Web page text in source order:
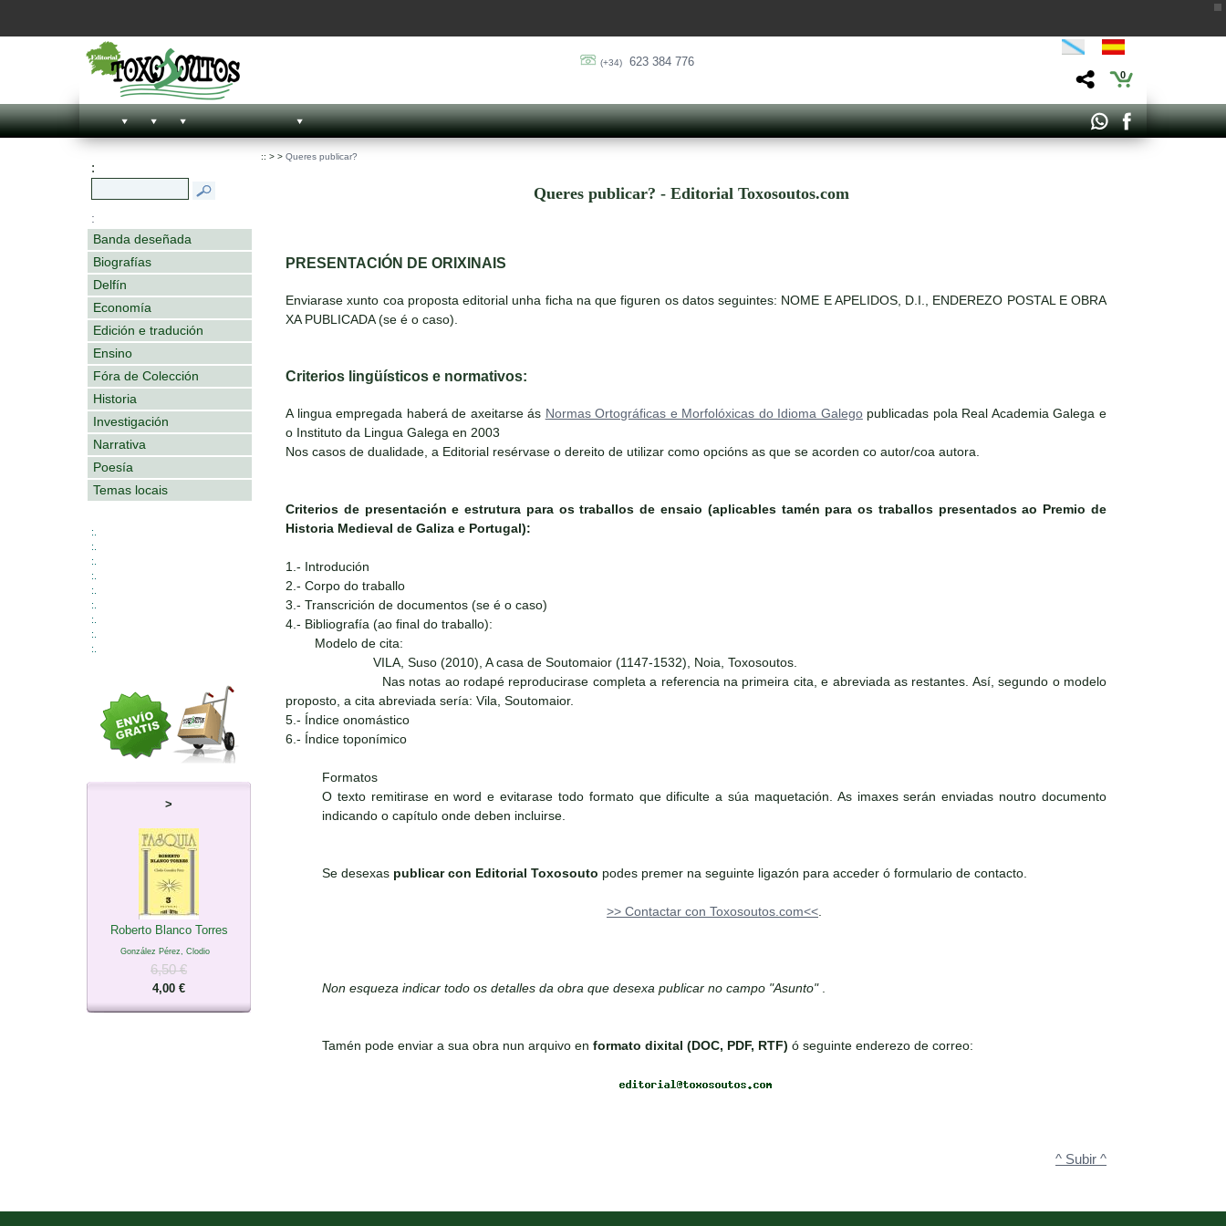
(+34) 623 384 776
0
:
:
Banda deseñada
Biografías
Delfín
Economía
Edición e tradución
Ensino
Fóra de Colección
Historia
Investigación
Narrativa
Poesía
Temas locais
:.
:.
:.
:.
:.
:.
:.
:.
:.
>
Roberto Blanco Torres
González Pérez, Clodio
6,50 €
4,00 €
:: > > Queres publicar?
Queres publicar? - Editorial Toxosoutos.com
PRESENTACIÓN DE ORIXINAIS
Enviarase xunto coa proposta editorial unha ficha na que figuren os datos seguintes: NOME E APELIDOS, D.I., ENDEREZO POSTAL E OBRA
XA PUBLICADA (se é o caso).
Criterios lingüísticos e normativos:
A lingua empregada haberá de axeitarse ás Normas Ortográficas e Morfolóxicas do Idioma Galegopublicadas pola Real Academia Galega e
o Instituto da Lingua Galega en 2003
Nos casos de dualidade, a Editorial resérvase o dereito de utilizar como opcións as que se acorden co autor/coa autora.
Criterios de presentación e estrutura para os traballos de ensaio (aplicables tamén para os traballos presentados ao Premio de
Historia Medieval de Galiza e Portugal):
1.- Introdución
2.- Corpo do traballo
3.- Transcrición de documentos (se é o caso)
4.- Bibliografía (ao final do traballo):
Modelo de cita:
VILA, Suso (2010), A casa de Soutomaior (1147-1532), Noia, Toxosoutos.
Nas notas ao rodapé reproducirase completa a referencia na primeira cita, e abreviada as restantes. Así, segundo o modelo
proposto, a cita abreviada sería: Vila, Soutomaior.
5.- Índice onomástico
6.- Índice toponímico
Formatos
O texto remitirase en word e evitarase todo formato que dificulte a súa maquetación. As imaxes serán enviadas noutro documento
indicando o capítulo onde deben incluirse.
Se desexas publicar con Editorial Toxosouto podes premer na seguinte ligazón para acceder ó formulario de contacto.
>> Contactar con Toxosoutos.com<<
Non esqueza indicar todo os detalles da obra que desexa publicar no campo "Asunto"
Tamén pode enviar a sua obra nun arquivo en formato dixital (DOC, PDF, RTF) ó seguinte enderezo de correo:
^ Subir ^